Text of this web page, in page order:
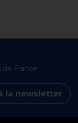
de France
la newsletter